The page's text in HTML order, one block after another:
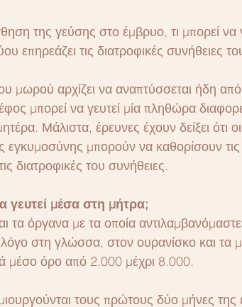
της γεύσης στο έμβρυο, τι μπορεί να
επηρεάζει τις διατροφικές συνήθειες
μωρού αρχίζει να αναπτύσσεται ήδη
μπορεί να γευτεί μία πληθώρα
Μάλιστα, έρευνες έχουν δείξει ότι
εγκυμοσύνης μπορούν να καθορίσουν
διατροφικές του συνήθειες.
γευτεί μέσα στη μήτρα;
τα όργανα με τα οποία
λόγο στη γλώσσα, στον ουρανίσκο και τα
μέσο όρο από 2.000 μέχρι 8.000.
τους πρώτους δύο μήνες